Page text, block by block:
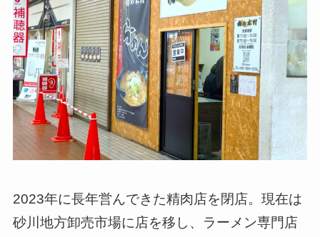
2023年に長年営んできた精肉店を閉店。現在は
砂川地方卸売市場に店を移し、ラーメン専門店